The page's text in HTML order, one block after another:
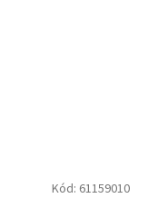
Kód: 61159010